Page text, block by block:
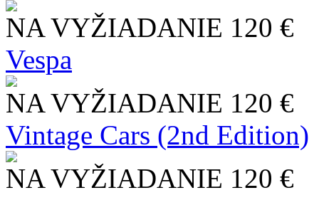
NA VYŽIADANIE 120 €
Vespa
NA VYŽIADANIE 120 €
Vintage Cars (2nd Edition)
NA VYŽIADANIE 120 €